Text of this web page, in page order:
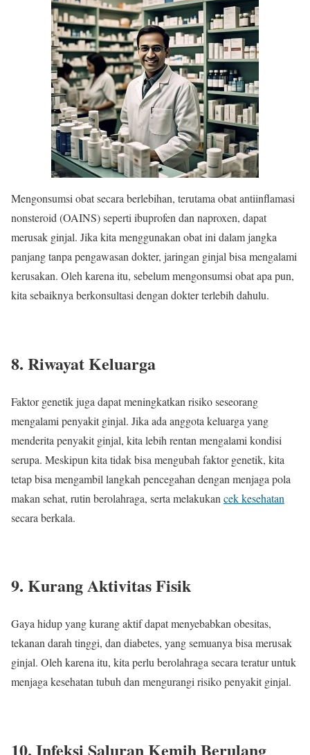
Mengonsumsi obat secara berlebihan, terutama obat antiinflamasi
nonsteroid (OAINS) seperti ibuprofen dan naproxen, dapat
merusak ginjal. Jika kita menggunakan obat ini dalam jangka
panjang tanpa pengawasan dokter, jaringan ginjal bisa mengalami
kerusakan. Oleh karena itu, sebelum mengonsumsi obat apa pun,
kita sebaiknya berkonsultasi dengan dokter terlebih dahulu.
8. Riwayat Keluarga
Faktor genetik juga dapat meningkatkan risiko seseorang
mengalami penyakit ginjal. Jika ada anggota keluarga yang
menderita penyakit ginjal, kita lebih rentan mengalami kondisi
serupa. Meskipun kita tidak bisa mengubah faktor genetik, kita
tetap bisa mengambil langkah pencegahan dengan menjaga pola
makan sehat, rutin berolahraga, serta melakukan cek kesehatan
secara berkala.
9. Kurang Aktivitas Fisik
Gaya hidup yang kurang aktif dapat menyebabkan obesitas,
tekanan darah tinggi, dan diabetes, yang semuanya bisa merusak
ginjal. Oleh karena itu, kita perlu berolahraga secara teratur untuk
menjaga kesehatan tubuh dan mengurangi risiko penyakit ginjal.
10. Infeksi Saluran Kemih Berulang